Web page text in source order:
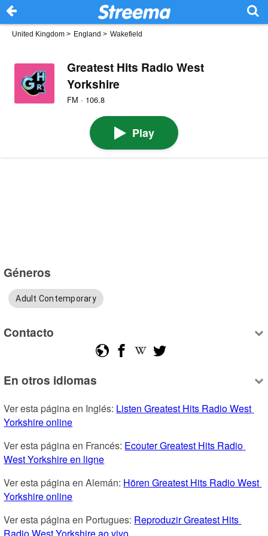
United Kingdom > England > Wakefield
Greatest Hits Radio West
Yorkshire
FM · 106.8
Play
Géneros
Adult Contemporary
Contacto
En otros idiomas
Ver esta página en Inglés: Listen Greatest Hits Radio West
Yorkshire online
Ver esta página en Francés: Ecouter Greatest Hits Radio
West Yorkshire en ligne
Ver esta página en Alemán: Hören Greatest Hits Radio West
Yorkshire online
Ver esta página en Portugues: Reproduzir Greatest Hits
Radio West Yorkshire ao vivo